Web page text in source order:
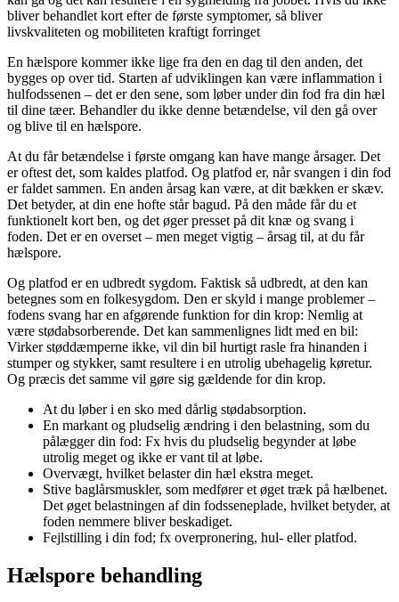
bliver behandlet kort efter de første symptomer, så bliver
livskvaliteten og mobiliteten kraftigt forringet
En hælspore kommer ikke lige fra den en dag til den anden, det
bygges op over tid. Starten af udviklingen kan være inflammation i
hulfodssenen – det er den sene, som løber under din fod fra din hæl
til dine tæer. Behandler du ikke denne betændelse, vil den gå over
og blive til en hælspore.
At du får betændelse i første omgang kan have mange årsager. Det
er oftest det, som kaldes platfod. Og platfod er, når svangen i din fod
er faldet sammen. En anden årsag kan være, at dit bækken er skæv.
Det betyder, at din ene hofte står bagud. På den måde får du et
funktionelt kort ben, og det øger presset på dit knæ og svang i
foden. Det er en overset – men meget vigtig – årsag til, at du får
hælspore.
Og platfod er en udbredt sygdom. Faktisk så udbredt, at den kan
betegnes som en folkesygdom. Den er skyld i mange problemer –
fodens svang har en afgørende funktion for din krop: Nemlig at
være stødabsorberende. Det kan sammenlignes lidt med en bil:
Virker støddæmperne ikke, vil din bil hurtigt rasle fra hinanden i
stumper og stykker, samt resultere i en utrolig ubehagelig køretur.
Og præcis det samme vil gøre sig gældende for din krop.
At du løber i en sko med dårlig stødabsorption.
En markant og pludselig ændring i den belastning, som du
pålægger din fod: Fx hvis du pludselig begynder at løbe
utrolig meget og ikke er vant til at løbe.
Overvægt, hvilket belaster din hæl ekstra meget.
Stive baglårsmuskler, som medfører et øget træk på hælbenet.
Det øget belastningen af din fodsseneplade, hvilket betyder, at
foden nemmere bliver beskadiget.
Fejlstilling i din fod; fx overpronering, hul- eller platfod.
Hælspore behandling